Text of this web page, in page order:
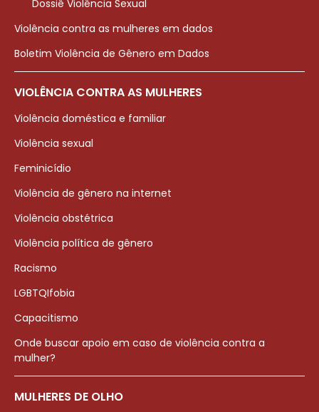
Dossiê Violência Sexual
Violência contra as mulheres em dados
Boletim Violência de Gênero em Dados
VIOLÊNCIA CONTRA AS MULHERES
Violência doméstica e familiar
Violência sexual
Feminicídio
Violência de gênero na internet
Violência obstétrica
Violência política de gênero
Racismo
LGBTQIfobia
Capacitismo
Onde buscar apoio em caso de violência contra a
mulher?
MULHERES DE OLHO